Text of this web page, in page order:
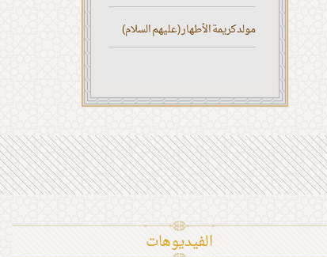
مولد كريمة الأطهار (عليهم السلام)
الفیدیوهات